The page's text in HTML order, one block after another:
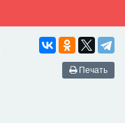
Печать